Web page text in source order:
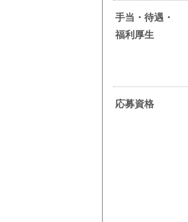
手当・待遇・
福利厚生
応募資格